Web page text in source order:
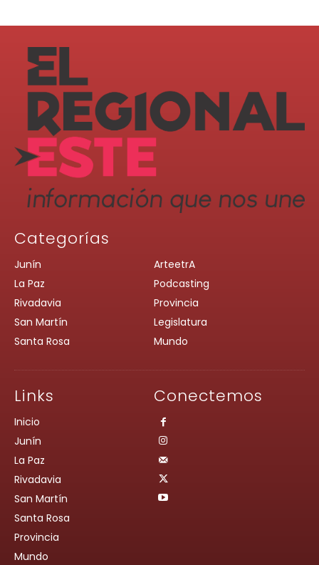
Categorías
Junín
La Paz
Rivadavia
San Martín
Santa Rosa
ArteetrA
Podcasting
Provincia
Legislatura
Mundo
Links
Inicio
Junín
La Paz
Rivadavia
San Martín
Santa Rosa
Provincia
Mundo
Conectemos